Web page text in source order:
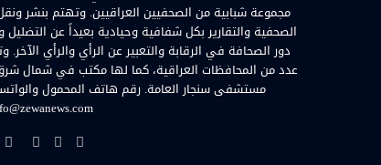
مجموعة شبابية من الصحفيين العراقيين. وتهتم بنشر ونقل
الصحفية والتقارير بكل شفافية وحيادية بعيداً عن التضليل
دور الصحافة في الرقابة والتعبير عن الرأي والرأي
عدد من المحافظات العراقية، كما لها مكتب في شمال
فيسبوك
تويتر